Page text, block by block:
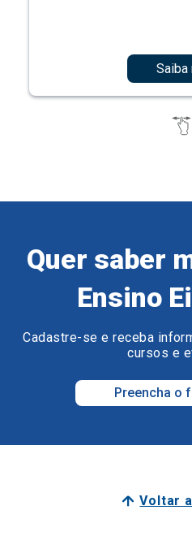
Saiba
Quer saber
Ensino
Cadastre-se e receba
cursos e
Preencha o
Voltar